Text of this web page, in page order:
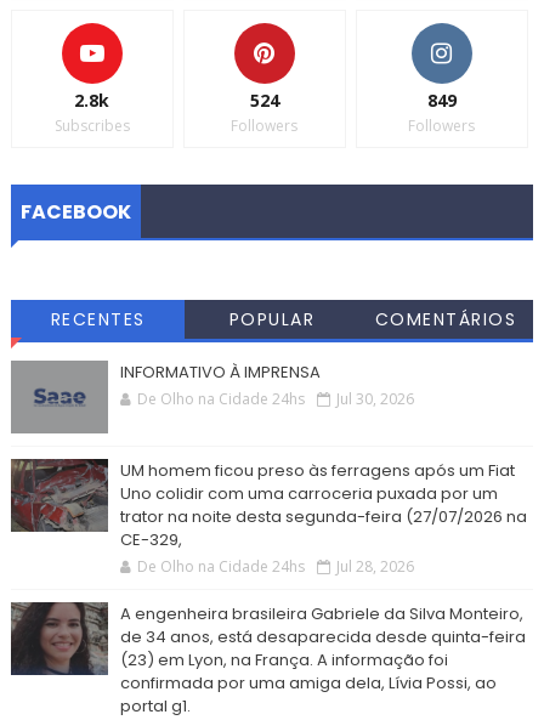
2.8k
Subscribes
524
Followers
849
Followers
FACEBOOK
RECENTES POPULAR COMENTÁRIOS
INFORMATIVO À IMPRENSA
De Olho na Cidade 24hs Jul 30, 2026
UM homem ficou preso às ferragens após um Fiat
Uno colidir com uma carroceria puxada por um
trator na noite desta segunda-feira (27/07/2026 na
CE-329,
De Olho na Cidade 24hs Jul 28, 2026
A engenheira brasileira Gabriele da Silva Monteiro,
de 34 anos, está desaparecida desde quinta-feira
(23) em Lyon, na França. A informação foi
confirmada por uma amiga dela, Lívia Possi, ao
portal g1.